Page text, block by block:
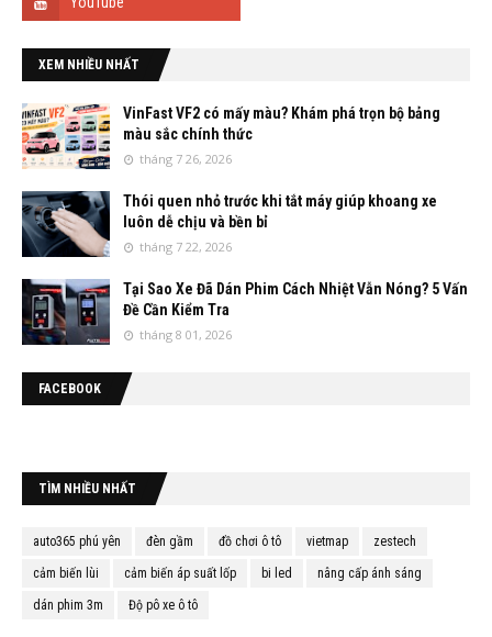
XEM NHIỀU NHẤT
VinFast VF2 có mấy màu? Khám phá trọn bộ bảng
màu sắc chính thức
tháng 7 26, 2026
Thói quen nhỏ trước khi tắt máy giúp khoang xe
luôn dễ chịu và bền bỉ
tháng 7 22, 2026
Tại Sao Xe Đã Dán Phim Cách Nhiệt Vẫn Nóng? 5 Vấn
Đề Cần Kiểm Tra
tháng 8 01, 2026
FACEBOOK
TÌM NHIỀU NHẤT
auto365 phú yên đèn gầm đồ chơi ô tô vietmap zestech
cảm biến lùi cảm biến áp suất lốp bi led nâng cấp ánh sáng
dán phim 3m Độ pô xe ô tô